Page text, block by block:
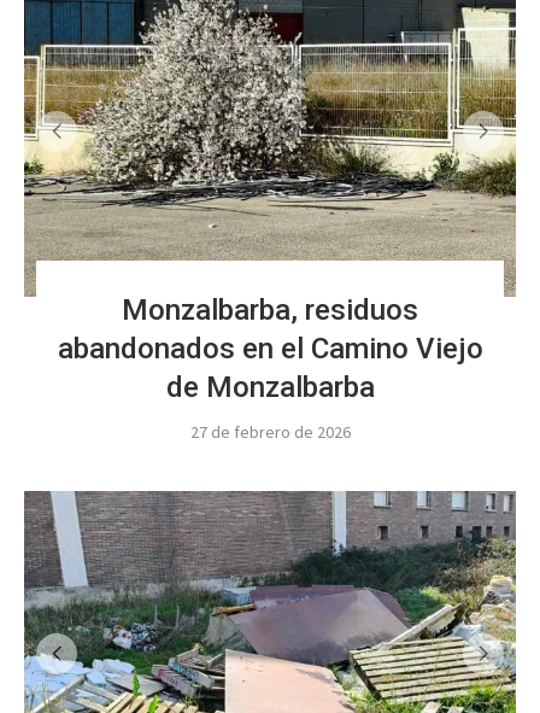
Monzalbarba, residuos
abandonados en el Camino Viejo
de Monzalbarba
27 de febrero de 2026